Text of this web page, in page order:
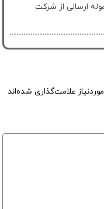
ارسالی از شرکت
علامت‌گذاری شده‌اند